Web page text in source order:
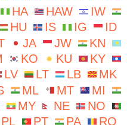
HA HAW
IW
HU IS IG
ID
JA JW
KN
KO KU
KY
LV LT LB
MK
ML MT
MI
MY NE
NO
PL PT PA
RO